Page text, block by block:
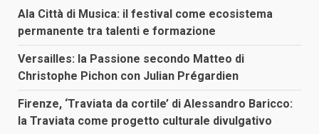
Ala Città di Musica: il festival come ecosistema
permanente tra talenti e formazione
Versailles: la Passione secondo Matteo di
Christophe Pichon con Julian Prégardien
Firenze, ‘Traviata da cortile’ di Alessandro Baricco:
la Traviata come progetto culturale divulgativo